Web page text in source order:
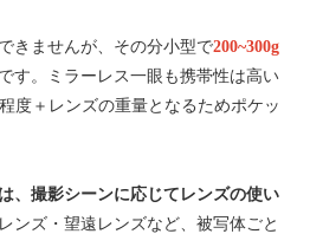
きませんが、その分小型で200~300g
す。ミラーレス一眼も携帯性は高い
度＋レンズの重量となるためポケッ
、撮影シーンに応じてレンズの使い
ンズ・望遠レンズなど、被写体ごと